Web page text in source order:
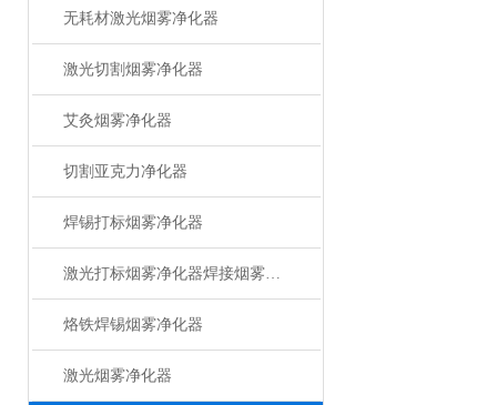
无耗材激光烟雾净化器
激光切割烟雾净化器
艾灸烟雾净化器
切割亚克力净化器
焊锡打标烟雾净化器
激光打标烟雾净化器焊接烟雾净化器
烙铁焊锡烟雾净化器
激光烟雾净化器